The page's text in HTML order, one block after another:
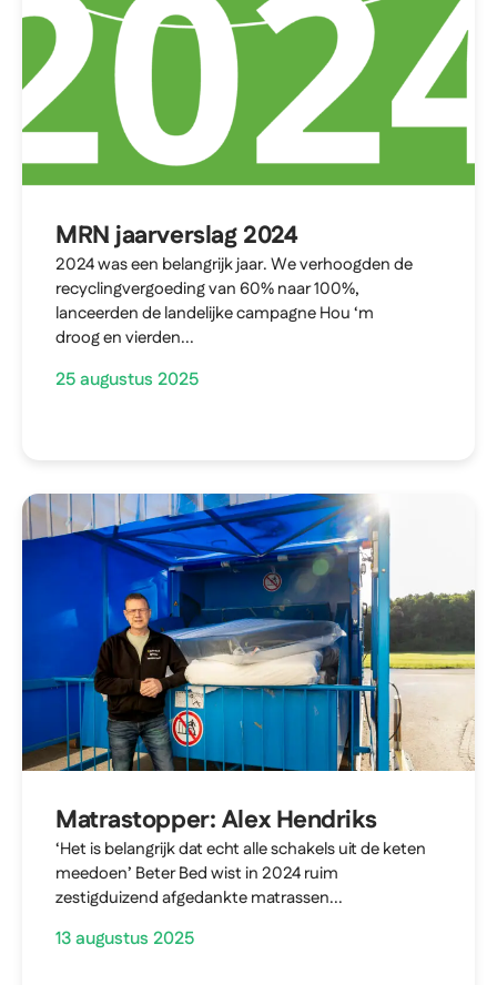
MRN jaarverslag 2024
2024 was een belangrijk jaar. We verhoogden de
recyclingvergoeding van 60% naar 100%,
lanceerden de landelijke campagne Hou ‘m
droog en vierden...
25 augustus 2025
Matrastopper: Alex Hendriks
‘Het is belangrijk dat echt alle schakels uit de keten
meedoen’ Beter Bed wist in 2024 ruim
zestigduizend afgedankte matrassen...
13 augustus 2025